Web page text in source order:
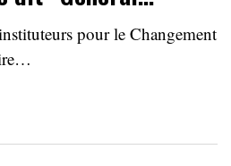
pour le Changement